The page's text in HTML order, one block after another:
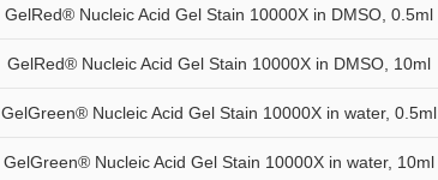
GelRed® Nucleic Acid Gel Stain 10000X in DMSO, 0.5ml
GelRed® Nucleic Acid Gel Stain 10000X in DMSO, 10ml
GelGreen® Nucleic Acid Gel Stain 10000X in water, 0.5ml
GelGreen® Nucleic Acid Gel Stain 10000X in water, 10ml